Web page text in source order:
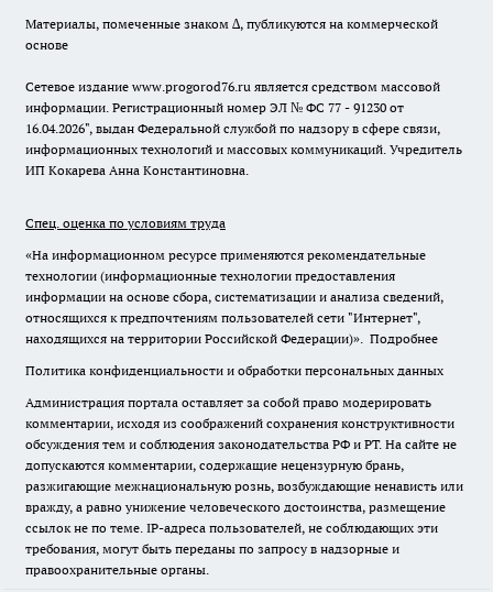
Материалы, помеченные знаком ∆, публикуются на коммерческой
основе
Сетевое издание www.progorod76.ru является средством массовой
информации. Регистрационный номер ЭЛ № ФС 77 - 91230 от
16.04.2026", выдан Федеральной службой по надзору в сфере связи,
информационных технологий и массовых коммуникаций. Учредитель
ИП Кокарева Анна Константиновна.
Спец. оценка по условиям труда
«На информационном ресурсе применяются рекомендательные
технологии (информационные технологии предоставления
информации на основе сбора, систематизации и анализа сведений,
относящихся к предпочтениям пользователей сети "Интернет",
находящихся на территории Российской Федерации)». Подробнее
Политика конфиденциальности и обработки персональных данных
Администрация портала оставляет за собой право модерировать
комментарии, исходя из соображений сохранения конструктивности
обсуждения тем и соблюдения законодательства РФ и РТ. На сайте не
допускаются комментарии, содержащие нецензурную брань,
разжигающие межнациональную рознь, возбуждающие ненависть или
вражду, а равно унижение человеческого достоинства, размещение
ссылок не по теме. IP-адреса пользователей, не соблюдающих эти
требования, могут быть переданы по запросу в надзорные и
правоохранительные органы.